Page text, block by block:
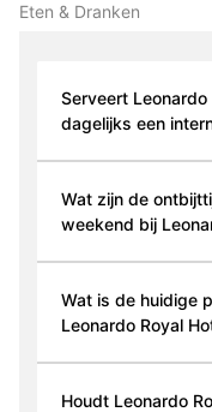
Eten & Dranken
Serveert
dagelijks een
Wat zijn de
weekend bij
Wat is de huidige
Leonardo Royal
Houdt Leonardo